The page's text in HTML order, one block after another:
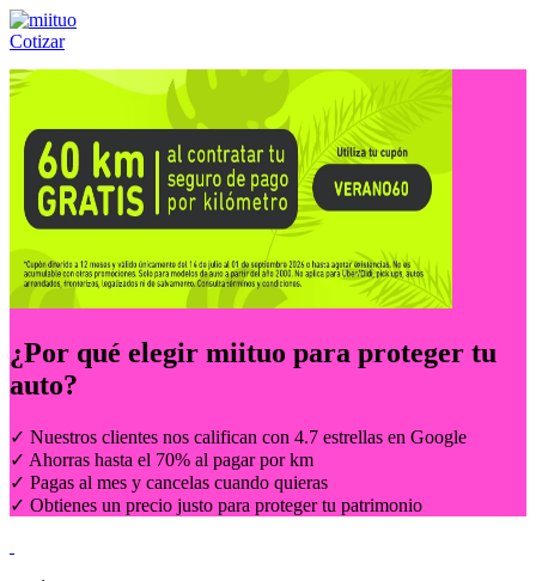
Cotizar
Llámanos al:(55) 84-21-05-00 ó
¿Por qué elegir miituo para proteger tu
auto?
✓ Nuestros clientes nos califican con 4.7 estrellas en Google
✓ Ahorras hasta el 70% al pagar por km
✓ Pagas al mes y cancelas cuando quieras
✓ Obtienes un precio justo para proteger tu patrimonio